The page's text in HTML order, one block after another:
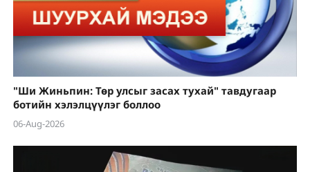
"Ши Жиньпин: Төр улсыг засах тухай" тавдугаар
ботийн хэлэлцүүлэг боллоо
06-Aug-2026